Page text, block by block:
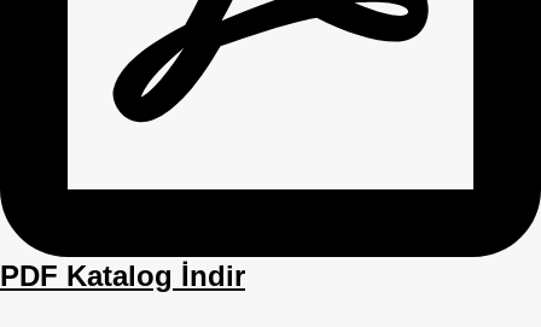
PDF Katalog İndir